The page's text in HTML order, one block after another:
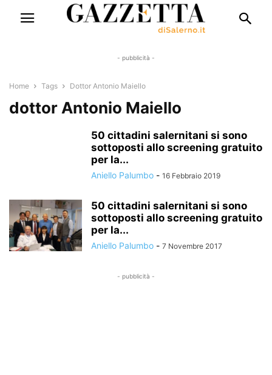
- pubblicità -
Home Tags Dottor Antonio Maiello
dottor Antonio Maiello
50 cittadini salernitani si sono
sottoposti allo screening gratuito
per la...
Aniello Palumbo - 16 Febbraio 2019
50 cittadini salernitani si sono
sottoposti allo screening gratuito
per la...
Aniello Palumbo - 7 Novembre 2017
- pubblicità -